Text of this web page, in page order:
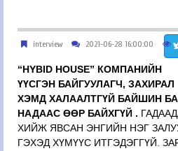
interview 2021-06-28 16:00:00
“HYBID HOUSE” КОМПАНИЙН
ҮҮСГЭН БАЙГУУЛАГЧ,
ХЭМД ХАЛААЛТГҮЙ БАЙШИН
НАДААС ӨӨР БАЙХГҮЙ .
ХИЙЖ ЯВСАН ЭНГИЙН НЭГ
ГЭХЭД ХҮМҮҮС ИТГЭДЭГГҮЙ.